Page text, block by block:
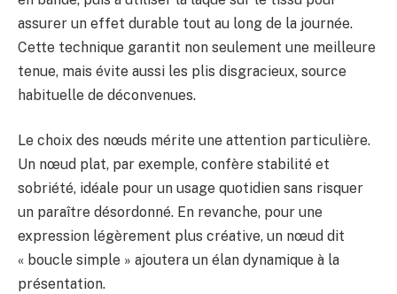
assurer un effet durable tout au long de la journée.
Cette technique garantit non seulement une meilleure
tenue, mais évite aussi les plis disgracieux, source
habituelle de déconvenues.
Le choix des nœuds mérite une attention particulière.
Un nœud plat, par exemple, confère stabilité et
sobriété, idéale pour un usage quotidien sans risquer
un paraître désordonné. En revanche, pour une
expression légèrement plus créative, un nœud dit
« boucle simple » ajoutera un élan dynamique à la
présentation.